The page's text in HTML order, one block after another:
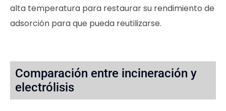
alta temperatura para restaurar su rendimiento de
adsorción para que pueda reutilizarse.
Comparación entre incineración y
electrólisis